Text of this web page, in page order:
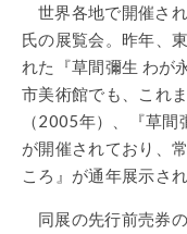
世界各地で開催さ
氏の展覧会。昨年、
れた『草間彌生 わが
市美術館でも、これ
（2005年）、『草間
が開催されており、
ころ』が通年展示され
同展の先行前売券